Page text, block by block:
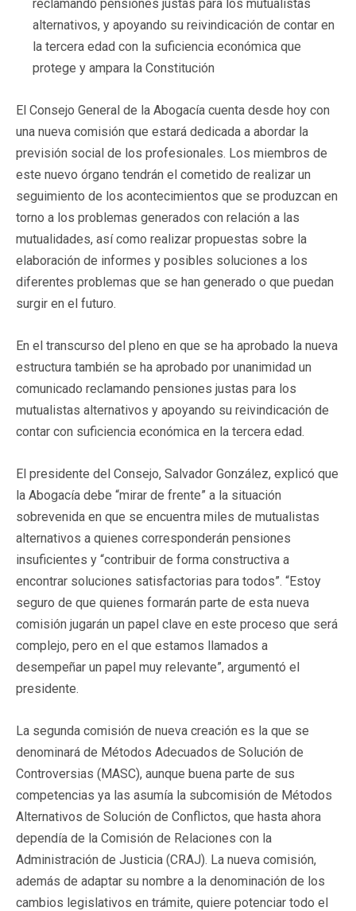
reclamando pensiones justas para los mutualistas
alternativos, y apoyando su reivindicación de contar en
la tercera edad con la suficiencia económica que
protege y ampara la Constitución
El Consejo General de la Abogacía cuenta desde hoy con
una nueva comisión que estará dedicada a abordar la
previsión social de los profesionales. Los miembros de
este nuevo órgano tendrán el cometido de realizar un
seguimiento de los acontecimientos que se produzcan en
torno a los problemas generados con relación a las
mutualidades, así como realizar propuestas sobre la
elaboración de informes y posibles soluciones a los
diferentes problemas que se han generado o que puedan
surgir en el futuro.
En el transcurso del pleno en que se ha aprobado la nueva
estructura también se ha aprobado por unanimidad un
comunicado reclamando pensiones justas para los
mutualistas alternativos y apoyando su reivindicación de
contar con suficiencia económica en la tercera edad.
El presidente del Consejo, Salvador González, explicó que
la Abogacía debe “mirar de frente” a la situación
sobrevenida en que se encuentra miles de mutualistas
alternativos a quienes corresponderán pensiones
insuficientes y “contribuir de forma constructiva a
encontrar soluciones satisfactorias para todos”. “Estoy
seguro de que quienes formarán parte de esta nueva
comisión jugarán un papel clave en este proceso que será
complejo, pero en el que estamos llamados a
desempeñar un papel muy relevante”, argumentó el
presidente.
La segunda comisión de nueva creación es la que se
denominará de Métodos Adecuados de Solución de
Controversias (MASC), aunque buena parte de sus
competencias ya las asumía la subcomisión de Métodos
Alternativos de Solución de Conflictos, que hasta ahora
dependía de la Comisión de Relaciones con la
Administración de Justicia (CRAJ). La nueva comisión,
además de adaptar su nombre a la denominación de los
cambios legislativos en trámite, quiere potenciar todo el